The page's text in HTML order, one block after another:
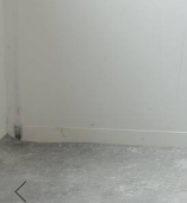
Prev